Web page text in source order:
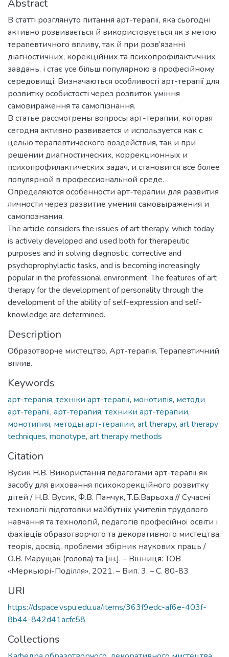
Abstract
В статті розглянуто питання арт-терапії, яка сьогодні
активно розвивається й використовується як з метою
терапевтичного впливу, так й при розв’язанні
діагностичних, корекційних та психопрофілактичних
завдань, і стає усе більш популярною в професійному
середовищі. Визначаються особливості арт-терапії для
розвитку особистості через розвиток уміння
самовираження та самопізнання.
В статье рассмотрены вопросы арт-терапии, которая
сегодня активно развивается и используется как с
целью терапевтического воздействия, так и при
решении диагностических, коррекционных и
психопрофилактических задач, и становится все более
популярной в профессиональной среде.
Определяются особенности арт-терапии для развития
личности через развитие умения самовыражения и
самопознания.
The article considers the issues of art therapy, which today
is actively developed and used both for therapeutic
purposes and in solving diagnostic, corrective and
psychoprophylactic tasks, and is becoming increasingly
popular in the professional environment. The features of art
therapy for the development of personality through the
development of the ability of self-expression and self-
knowledge are determined.
Description
Образотворче мистецтво. Арт-терапія. Терапевтичний
вплив.
Keywords
арт-терапія, техніки арт-терапії, монотипія, методи
арт-терапії, арт-терапия, техники арт-терапии,
монотипия, методы арт-терапии, art therapy, art therapy
techniques, monotype, art therapy methods
Citation
Вусик Н.В. Використання педагогами арт-терапії як
засобу для виховання психокорекційного розвитку
дітей / Н.В. Вусик, Ф.В. Панчук, Т.Б.Варьоха // Сучасні
технології підготовки майбутніх учителів трудового
навчання та технологій, педагогів професійної освіти і
фахівців образотворчого та декоративного мистецтва:
теорія, досвід, проблеми: збірник наукових праць /
О.В. Марущак (голова) та [ін.]. – Вінниця: ТОВ
«Меркьюрі-Поділля», 2021. – Вип. 3. – С. 80-83
URI
https://dspace.vspu.edu.ua/items/363f9edc-af6e-403f-
8b44-842d41acfc58
Collections